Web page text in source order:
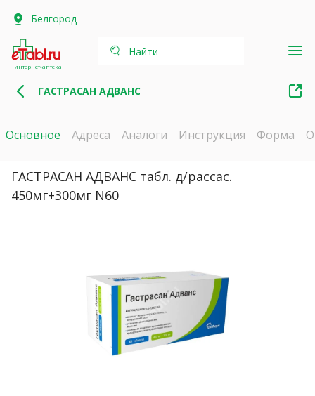
Белгород
интернет-аптека
Найти
ГАСТРАСАН АДВАНС
Основное Адреса Аналоги Инструкция Форма
ГАСТРАСАН АДВАНС табл. д/рассас.
450мг+300мг N60